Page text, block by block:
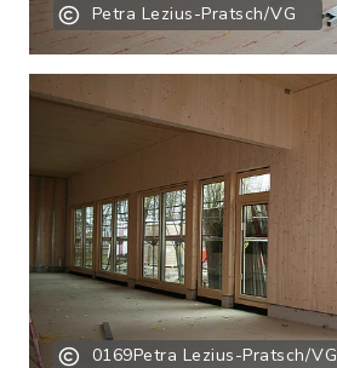
Petra Lezius-Pratsch/VG
0169Petra Lezius-Pratsch/VG